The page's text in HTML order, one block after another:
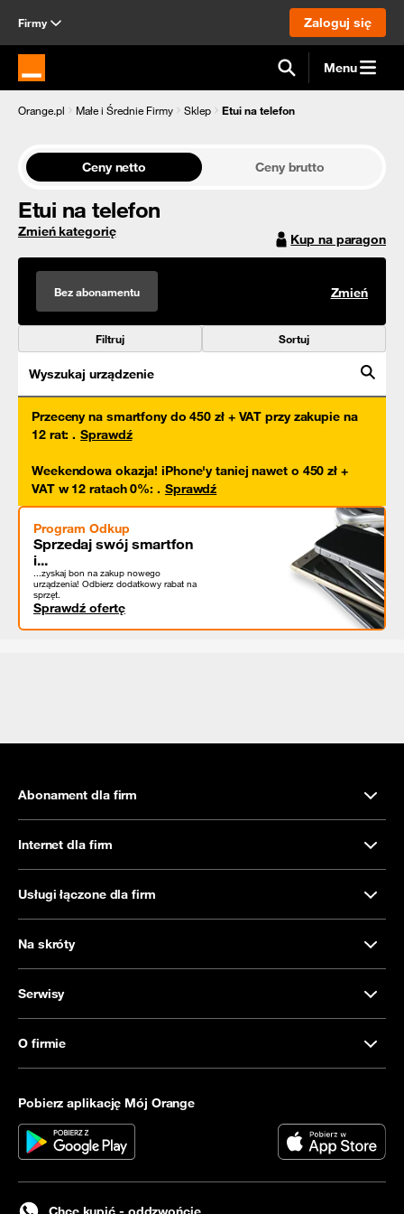
Firmy Zaloguj się
Strona główna Orange.pl Menu
Orange.pl Małe i Średnie Firmy Sklep Etui na telefon
Ceny netto Ceny brutto
Etui na telefon
Zmień kategorię Kup na paragon
Bez abonamentu Zmień
Filtruj Sortuj
Wyszukaj urządzenie
Przeceny na smartfony do 450 zł + VAT przy zakupie na
12 rat: . Sprawdź
Weekendowa okazja! iPhone'y taniej nawet o 450 zł +
VAT w 12 ratach 0%: . Sprawdź
Program Odkup
Sprzedaj swój smartfon
i...
...zyskaj bon na zakup nowego
urządzenia! Odbierz dodatkowy rabat na
sprzęt.
Sprawdź ofertę
Abonament dla firm
Internet dla firm
Usługi łączone dla firm
Na skróty
Serwisy
O firmie
Pobierz aplikację Mój Orange